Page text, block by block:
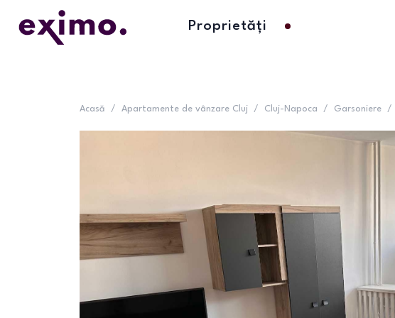
Proprietăți
Acasă / Apartamente de vânzare Cluj / Cluj-Napoca / Garsoniere /